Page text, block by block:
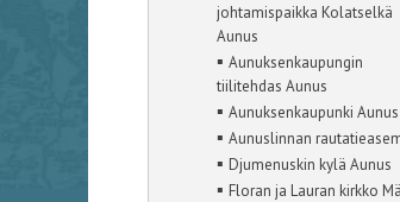
johtamispaikka Kolatselkä
Aunus
▪ Aunuksenkaupungin
tiilitehdas Aunus
▪ Aunuksenkaupunki Aunus
▪ Aunuslinnan
▪ Djumenuskin kylä Aunus
▪ Floran ja Lauran kirkko